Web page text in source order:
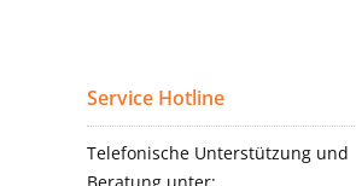
Service Hotline
Telefonische Unterstützung und